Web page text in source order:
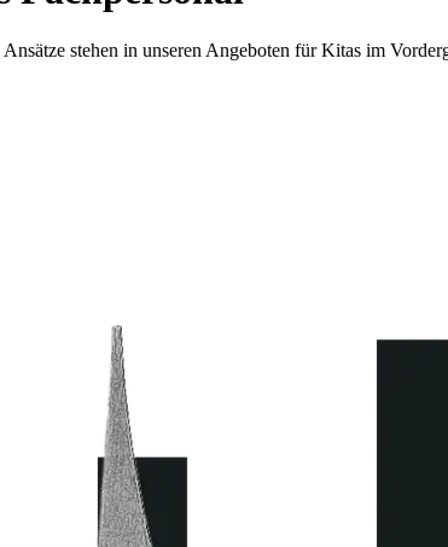
stehen in unseren Angeboten für Kitas im